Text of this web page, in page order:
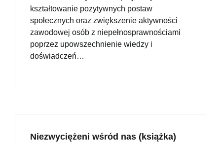
kształtowanie pozytywnych postaw
społecznych oraz zwiększenie aktywności
zawodowej osób z niepełnosprawnościami
poprzez upowszechnienie wiedzy i
doświadczeń…
Niezwyciężeni wśród nas (książka)